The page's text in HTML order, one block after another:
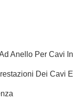
Anello Per Cavi In
Dei Cavi E